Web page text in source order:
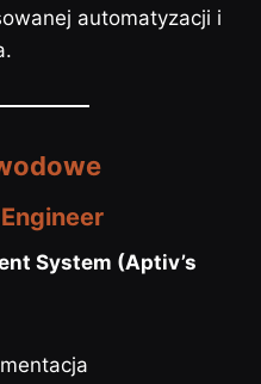
automatyzacji i
System (Aptiv’s